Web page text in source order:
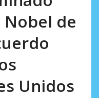
de
Unidos